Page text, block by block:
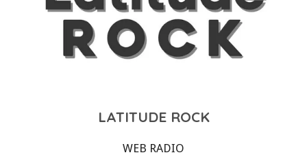
LATITUDE ROCK
WEB RADIO